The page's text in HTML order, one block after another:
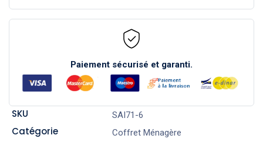
Paiement sécurisé et garanti.
SKU SAI71-6
Catégorie Coffret Ménagère